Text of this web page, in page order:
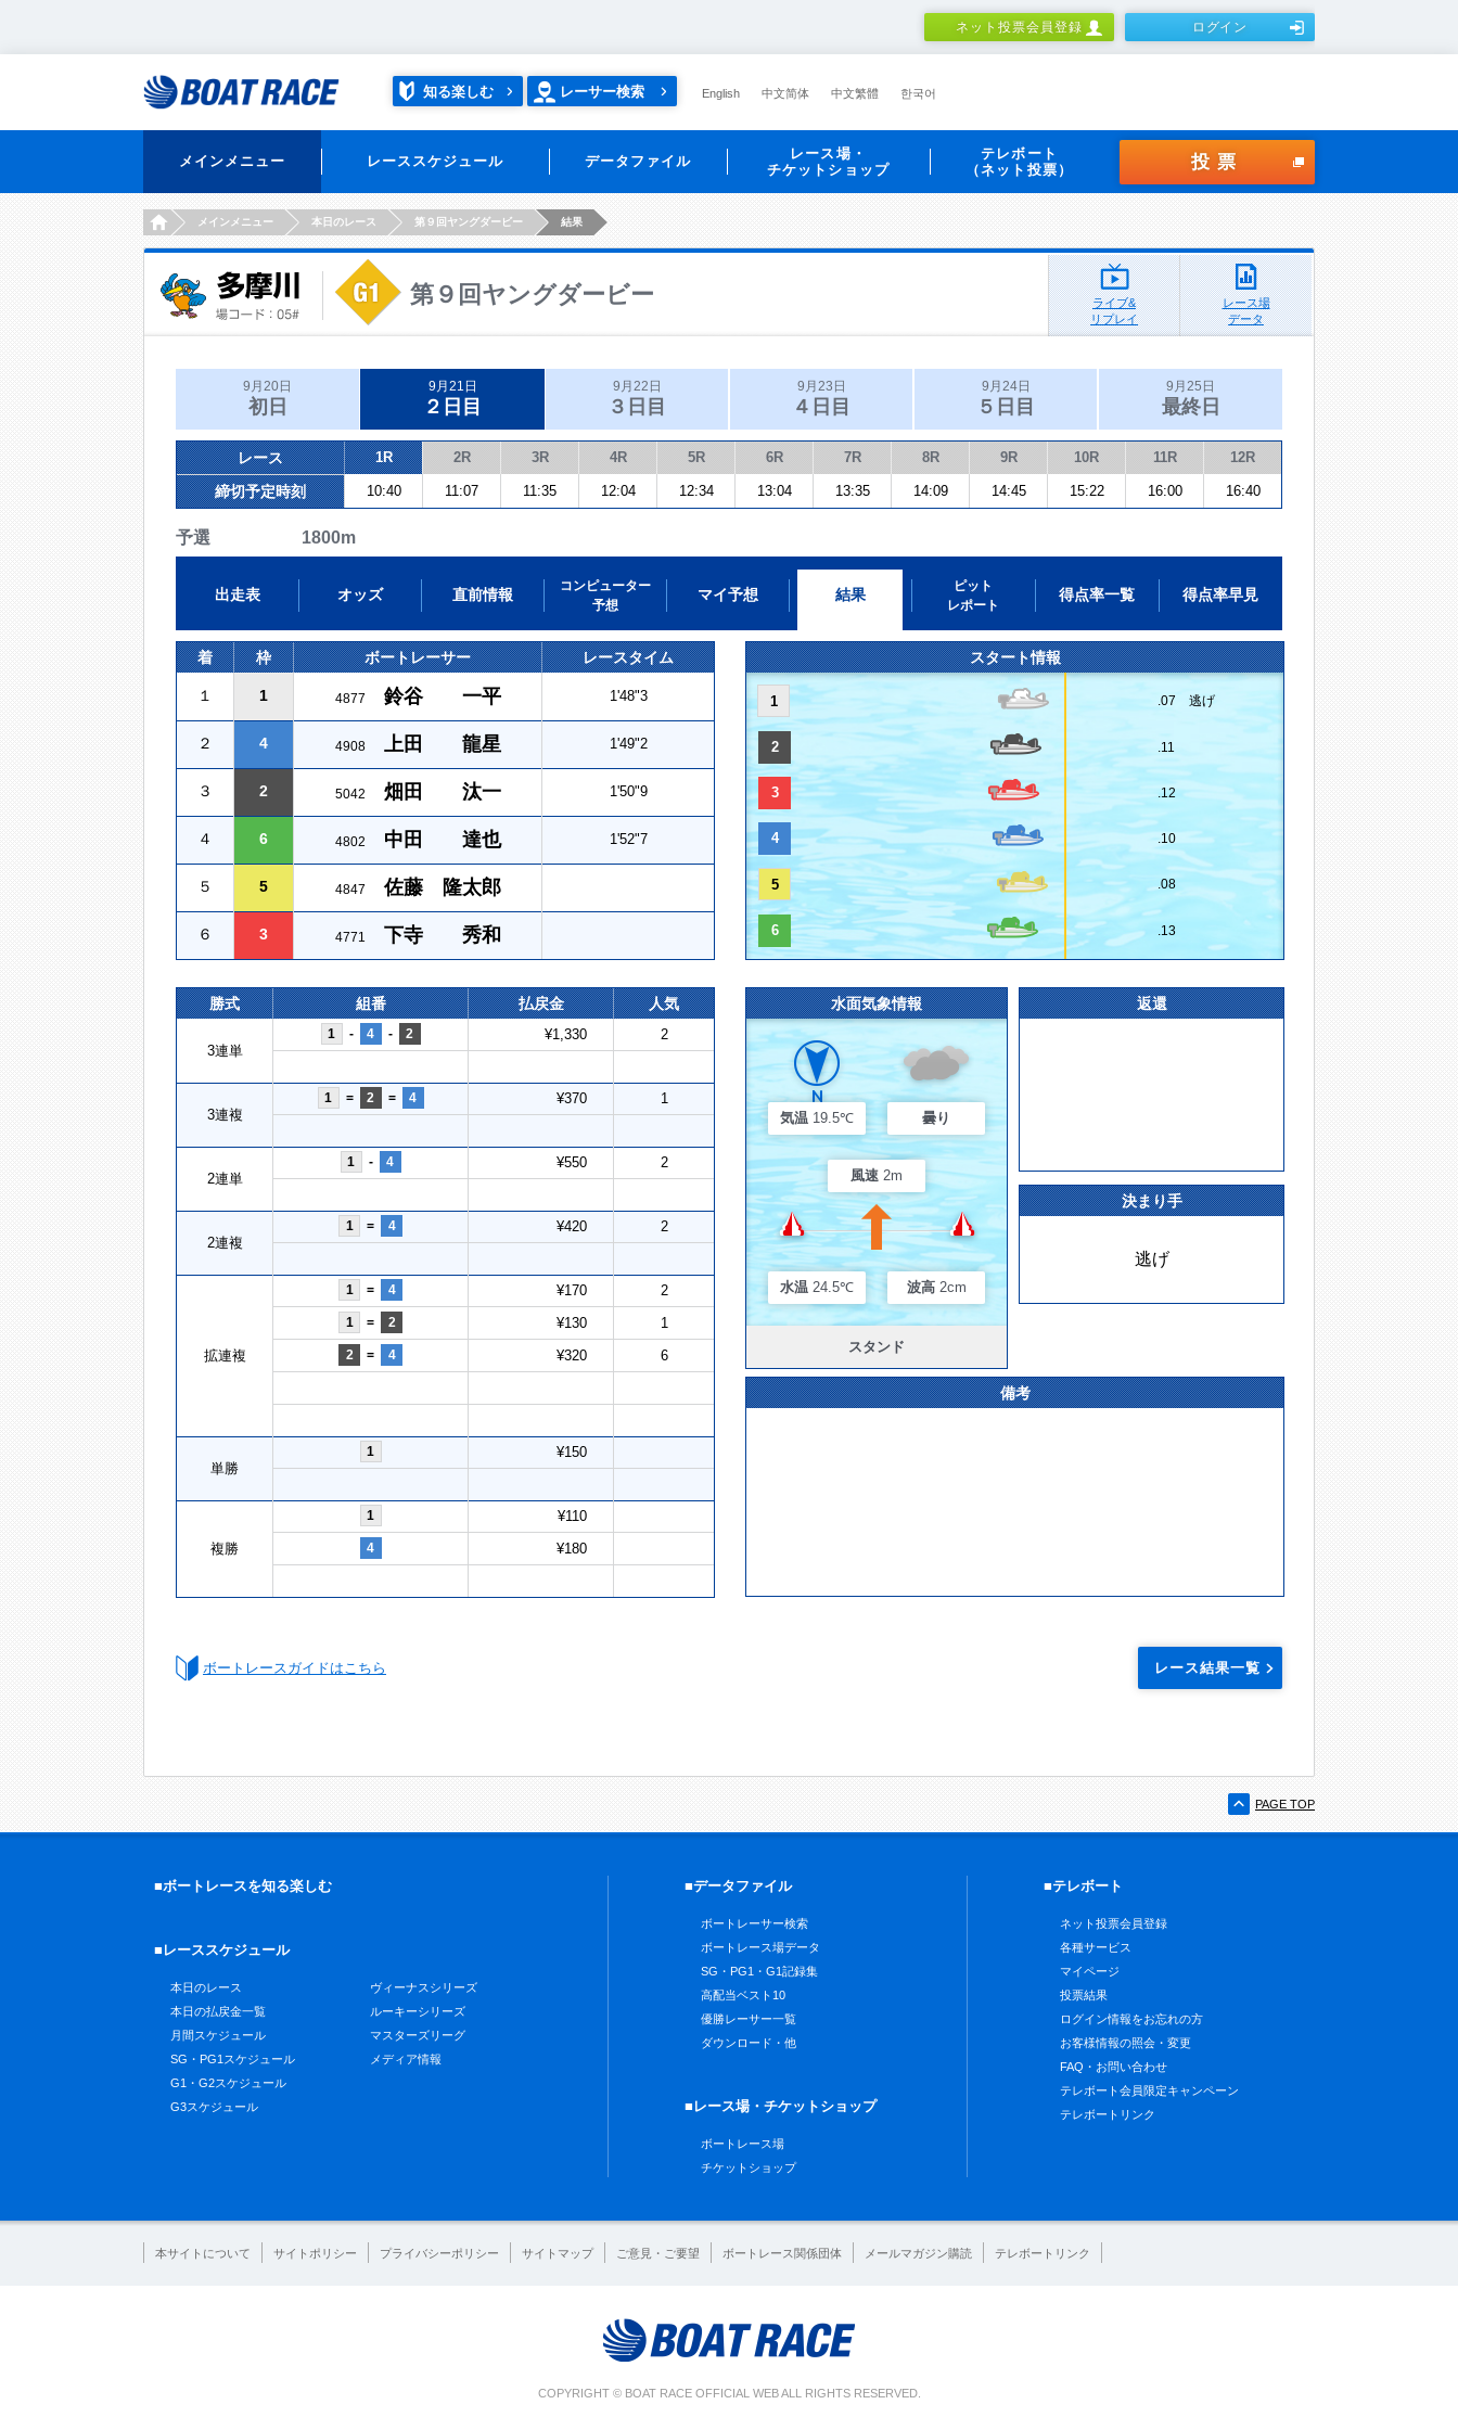
ネット投票会員登録 ログイン
知る楽しむ レーサー検索 English 中文简体 中文繁體 한국어
メインメニュー レーススケジュール データファイル
レース場・
チケットショップ
テレボート
（ネット投票）
投票
HOMEメインメニュー 本日のレース 第９回ヤングダービー 結果
第９回ヤングダービー
ライブ&
リプレイ
レース場
データ
9月20日
初日
9月21日
２日目
9月22日
３日目
9月23日
４日目
9月24日
５日目
9月25日
最終日
レース 1R 2R 3R 4R 5R 6R 7R 8R 9R 10R 11R 12R
締切予定時刻 10:40 11:07 11:35 12:04 12:34 13:04 13:35 14:09 14:45 15:22 16:00 16:40
予選 1800m
出走表 オッズ 直前情報
コンピューター
予想
マイ予想 結果
ピット
レポート
得点率一覧 得点率早見
着 枠 ボートレーサー レースタイム
１ 1 4877 鈴谷 一平 1'48"3
２ 4 4908 上田 龍星 1'49"2
３ 2 5042 畑田 汰一 1'50"9
４ 6 4802 中田 達也 1'52"7
５ 5 4847 佐藤 隆太郎
６ 3 4771 下寺 秀和
スタート情報
1 .07 逃げ
2 .11
3 .12
4 .10
5 .08
6 .13
勝式 組番 払戻金 人気
3連単
1 - 4 - 2 ¥1,330 2
3連複
1 = 2 = 4 ¥370 1
2連単
1 - 4 ¥550 2
2連複
1 = 4 ¥420 2
拡連複
1 = 4 ¥170 2
1 = 2 ¥130 1
2 = 4 ¥320 6
単勝
1 ¥150
複勝
1 ¥110
4 ¥180
水面気象情報
気温 19.5℃ 曇り
風速 2m
水温 24.5℃ 波高 2cm
スタンド
返還
決まり手
逃げ
備考
ボートレースガイドはこちら レース結果一覧
PAGE TOP
■ボートレースを知る楽しむ
■レーススケジュール
本日のレース
本日の払戻金一覧
月間スケジュール
SG・PG1スケジュール
G1・G2スケジュール
G3スケジュール
ヴィーナスシリーズ
ルーキーシリーズ
マスターズリーグ
メディア情報
■データファイル
ボートレーサー検索
ボートレース場データ
SG・PG1・G1記録集
高配当ベスト10
優勝レーサー一覧
ダウンロード・他
■レース場・チケットショップ
ボートレース場
チケットショップ
■テレボート
ネット投票会員登録
各種サービス
マイページ
投票結果
ログイン情報をお忘れの方
お客様情報の照会・変更
FAQ・お問い合わせ
テレボート会員限定キャンペーン
テレボートリンク
本サイトについて サイトポリシー プライバシーポリシー サイトマップ ご意見・ご要望 ボートレース関係団体 メールマガジン購読 テレボートリンク
COPYRIGHT © BOAT RACE OFFICIAL WEB ALL RIGHTS RESERVED.